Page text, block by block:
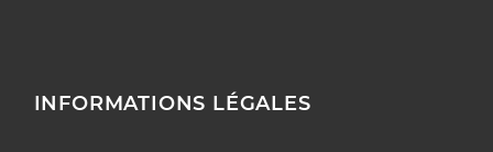
INFORMATIONS LÉGALES